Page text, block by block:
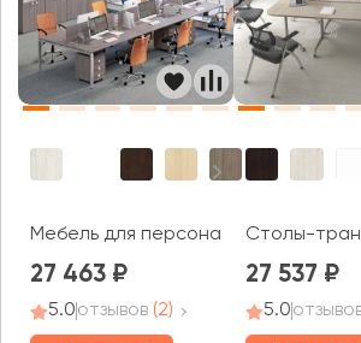
Мебель для персонала Метал
27 463
5.0отзывов (2)
Столы-
27 537
5.0